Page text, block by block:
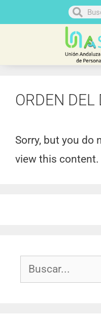
ORDEN
Sorry, but you do
view this content.